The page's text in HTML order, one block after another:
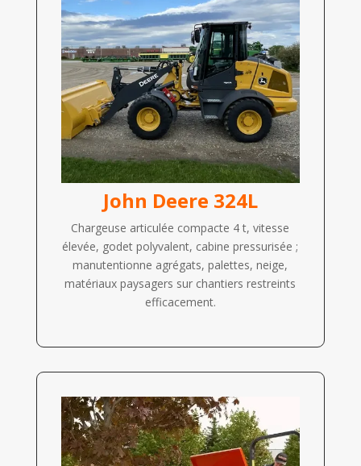
John Deere 324L
Chargeuse articulée compacte 4 t, vitesse
élevée, godet polyvalent, cabine pressurisée ;
manutentionne agrégats, palettes, neige,
matériaux paysagers sur chantiers restreints
efficacement.